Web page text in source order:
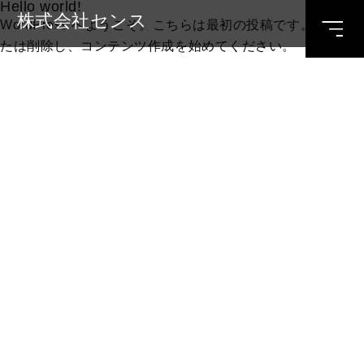
株式会社センス
Hello world!
WordPress へようこそ。こちらは最初の投稿です。編集ま
たは削除し、コンテンツ作成を始めてください。